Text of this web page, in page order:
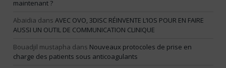
maintenant ?
Abaidia dans AVEC OVO, 3DISC RÉINVENTE L’IOS POUR EN FAIRE
AUSSI UN OUTIL DE COMMUNICATION CLINIQUE
Bouadjil mustapha dans Nouveaux protocoles de prise en
charge des patients sous anticoagulants